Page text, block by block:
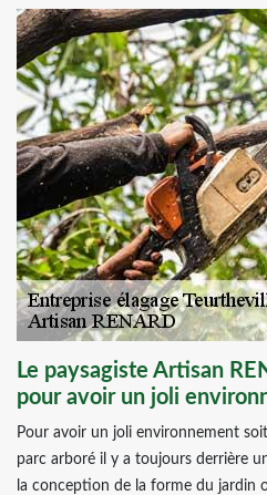
Le paysagiste Artisan
pour avoir un joli
Pour avoir un joli environnement
parc arboré il y a toujours derrière
la conception de la forme du jardin